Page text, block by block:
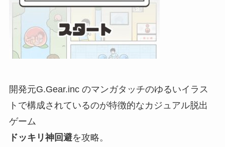
開発元G.Gear.inc のマンガタッチのゆるいイラス
トで構成されているのが特徴的なカジュアル脱出
ゲーム
ドッキリ神回避を攻略。